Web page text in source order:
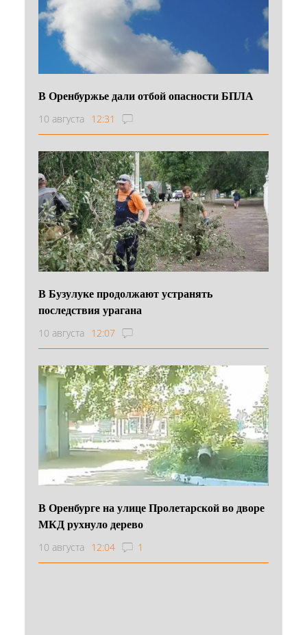
В Оренбуржье дали отбой опасности БПЛА
10 августа 12:31
В Бузулуке продолжают устранять
последствия урагана
10 августа 12:07
В Оренбурге на улице Пролетарской во дворе
МКД рухнуло дерево
10 августа 12:04 1